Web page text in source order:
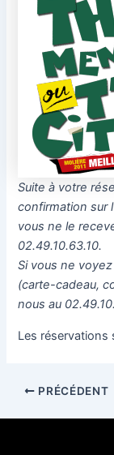
Suite à votre
confirmation sur
vous ne le
02.49.10.63.10.
Si vous ne
(carte-cadeau,
nous au
Les réservations
PRÉCÉDENT